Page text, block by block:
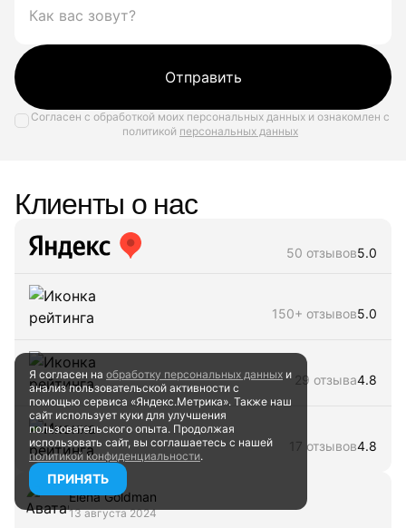
Отправить
Согласен с обработкой моих персональных данных и ознакомлен с
политикой персональных данных
Клиенты о нас
50 отзывов5.0
150+ отзывов5.0
29 отзыва4.8
17 отзывов4.8
Elena Goldman
13 августа 2024
Я согласен на обработку персональных данных и
анализ пользовательской активности с
помощью сервиса «Яндекс.Метрика». Также наш
сайт использует куки для улучшения
пользовательского опыта. Продолжая
использовать сайт, вы соглашаетесь с нашей
политикой конфиденциальности.
ПРИНЯТЬ